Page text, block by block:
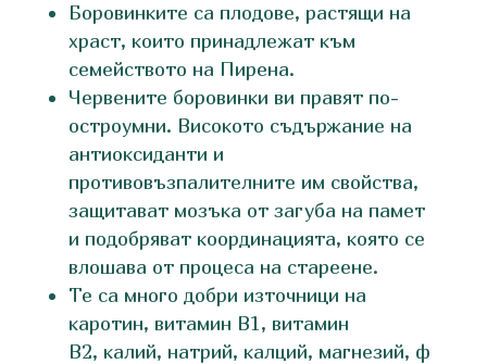
Боровинките са плодове, растящи на
храст, които принадлежат към
семейството на Пирена.
Червените боровинки ви правят по-
остроумни. Високото съдържание на
антиоксиданти и
противовъзпалителните им свойства,
защитават мозъка от загуба на памет
и подобряват координацията, която се
влошава от процеса на стареене.
Те са много добри източници на
каротин, витамин В1, витамин
В2, калий, натрий, калций, магнезий, ф